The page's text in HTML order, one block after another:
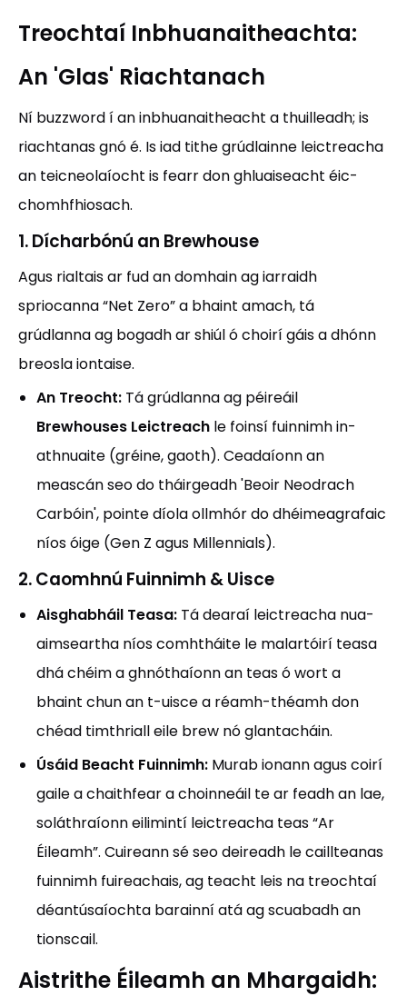
Treochtaí Inbhuanaitheachta:
An 'Glas' Riachtanach
Ní buzzword í an inbhuanaitheacht a thuilleadh; is
riachtanas gnó é. Is iad tithe grúdlainne leictreacha
an teicneolaíocht is fearr don ghluaiseacht éic-
chomhfhiosach.
1. Dícharbónú an Brewhouse
Agus rialtais ar fud an domhain ag iarraidh
spriocanna “Net Zero” a bhaint amach, tá
grúdlanna ag bogadh ar shiúl ó choirí gáis a dhónn
breosla iontaise.
An Treocht: Tá grúdlanna ag péireáil
Brewhouses Leictreach le foinsí fuinnimh in-
athnuaite (gréine, gaoth). Ceadaíonn an
meascán seo do tháirgeadh 'Beoir Neodrach
Carbóin', pointe díola ollmhór do dhéimeagrafaic
níos óige (Gen Z agus Millennials).
2. Caomhnú Fuinnimh & Uisce
Aisghabháil Teasa: Tá dearaí leictreacha nua-
aimseartha níos comhtháite le malartóirí teasa
dhá chéim a ghnóthaíonn an teas ó wort a
bhaint chun an t-uisce a réamh-théamh don
chéad timthriall eile brew nó glantacháin.
Úsáid Beacht Fuinnimh: Murab ionann agus coirí
gaile a chaithfear a choinneáil te ar feadh an lae,
soláthraíonn eilimintí leictreacha teas “Ar
Éileamh”. Cuireann sé seo deireadh le caillteanas
fuinnimh fuireachais, ag teacht leis na treochtaí
déantúsaíochta barainní atá ag scuabadh an
tionscail.
Aistrithe Éileamh an Mhargaidh: